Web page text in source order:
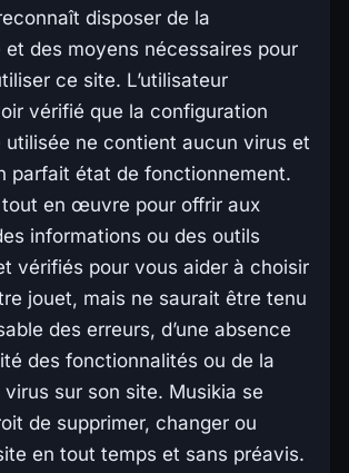
disposer de la
des moyens nécessaires pour
ce site. L’utilisateur
vérifié que la configuration
utilisée ne contient aucun virus et
parfait état de fonctionnement.
en œuvre pour offrir aux
informations ou des outils
vérifiés pour vous aider à choisir
jouet, mais ne saurait être tenu
des erreurs, d’une absence
des fonctionnalités ou de la
sur son site. Musikia se
de supprimer, changer ou
en tout temps et sans préavis.